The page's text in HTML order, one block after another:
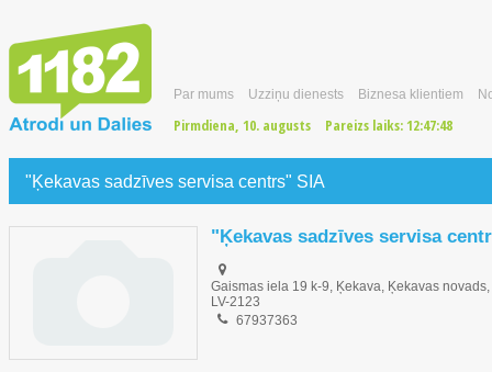
Par mums Uzziņu dienests Biznesa klientiem
Pirmdiena, 10. augusts Pareizs laiks: 12:47:49
"Ķekavas sadzīves servisa centrs" SIA
"Ķekavas sadzīves servisa
Gaismas iela 19 k-9, Ķekava, Ķekavas novads,
LV-2123
67937363